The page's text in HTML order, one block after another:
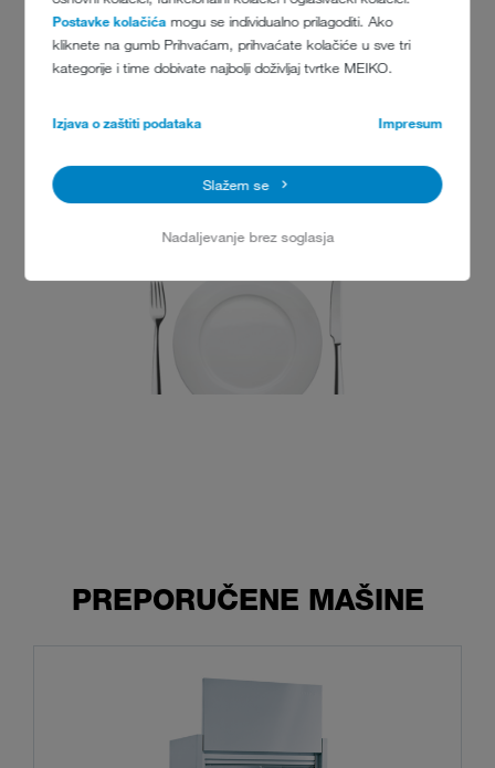
Postavke kolačićamogu se individualno prilagoditi. Ako
kliknete na gumb Prihvaćam, prihvaćate kolačiće u sve tri
kategorije i time dobivate najbolji doživljaj tvrtke MEIKO.
Izjava o zaštiti podataka Impresum
Slažem se
Nadaljevanje brez soglasja
(KOPIE 20)
PREPORUČENE MAŠINE